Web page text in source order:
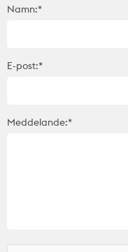
Namn:*
E-post:*
Meddelande:*